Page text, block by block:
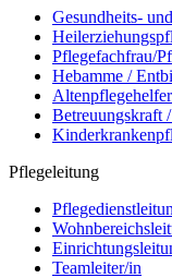
Gesundheits-
Pflegefachfrau/
Hebamme /
Betreuungskraft
Pflegeleitung
Teamleiter/in